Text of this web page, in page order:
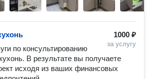
1000 ₽
за услугу
по консультированию
В результате вы получаете
исходя из ваших финансовых